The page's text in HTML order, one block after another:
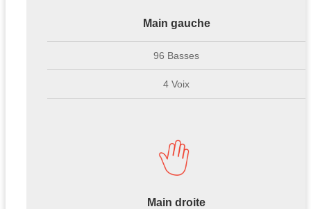
Main gauche
96 Basses
4 Voix
Main droite